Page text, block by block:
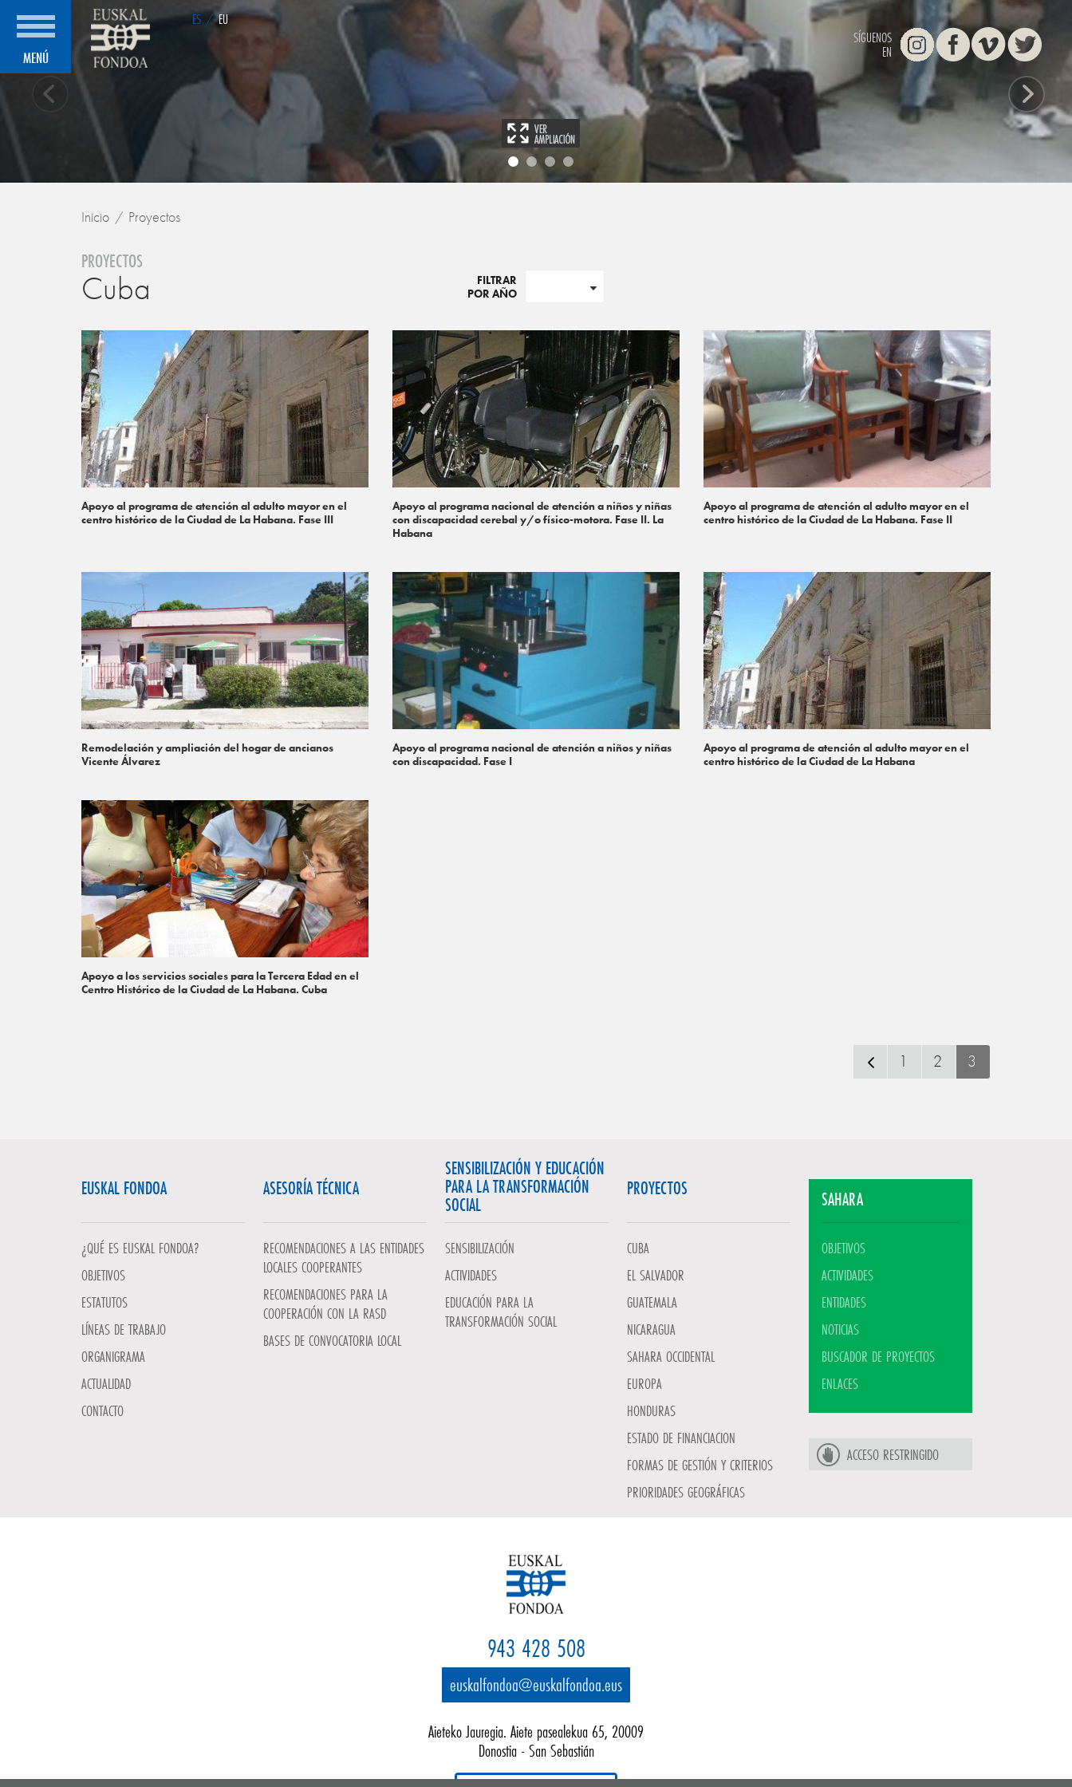
MENÚ
ES / EU
SÍGUENOS
EN
InstagramFacebookVimeoTwitter
Inicio Proyectos
PROYECTOS
Cuba
FILTRAR
POR AÑO
Apoyo al programa de atención al adulto mayor en el
centro histórico de la Ciudad de La Habana. Fase III
Apoyo al programa nacional de atención a niños y niñas
con discapacidad cerebal y/o físico-motora. Fase II. La
Habana
Apoyo al programa de atención al adulto mayor en el
centro histórico de la Ciudad de La Habana. Fase II
Remodelación y ampliación del hogar de ancianos
Vicente Álvarez
Apoyo al programa nacional de atención a niños y niñas
con discapacidad. Fase I
Apoyo al programa de atención al adulto mayor en el
centro histórico de la Ciudad de La Habana
Apoyo a los servicios sociales para la Tercera Edad en el
Centro Histórico de la Ciudad de La Habana. Cuba
1 2 3
EUSKAL FONDOA
¿QUÉ ES EUSKAL FONDOA?
OBJETIVOS
ESTATUTOS
LÍNEAS DE TRABAJO
ORGANIGRAMA
ACTUALIDAD
CONTACTO
ASESORÍA TÉCNICA
RECOMENDACIONES A LAS ENTIDADES
LOCALES COOPERANTES
RECOMENDACIONES PARA LA
COOPERACIÓN CON LA RASD
BASES DE CONVOCATORIA LOCAL
SENSIBILIZACIÓN Y EDUCACIÓN
PARA LA TRANSFORMACIÓN
SOCIAL
SENSIBILIZACIÓN
ACTIVIDADES
EDUCACIÓN PARA LA
TRANSFORMACIÓN SOCIAL
PROYECTOS
CUBA
EL SALVADOR
GUATEMALA
NICARAGUA
SAHARA OCCIDENTAL
EUROPA
HONDURAS
ESTADO DE FINANCIACION
FORMAS DE GESTIÓN Y CRITERIOS
PRIORIDADES GEOGRÁFICAS
SAHARA
OBJETIVOS
ACTIVIDADES
ENTIDADES
NOTICIAS
BUSCADOR DE PROYECTOS
ENLACES
ACCESO RESTRINGIDO
943 428 508
euskalfondoa@euskalfondoa.eus
Aieteko Jauregia. Aiete pasealekua 65, 20009
Donostia - San Sebastián